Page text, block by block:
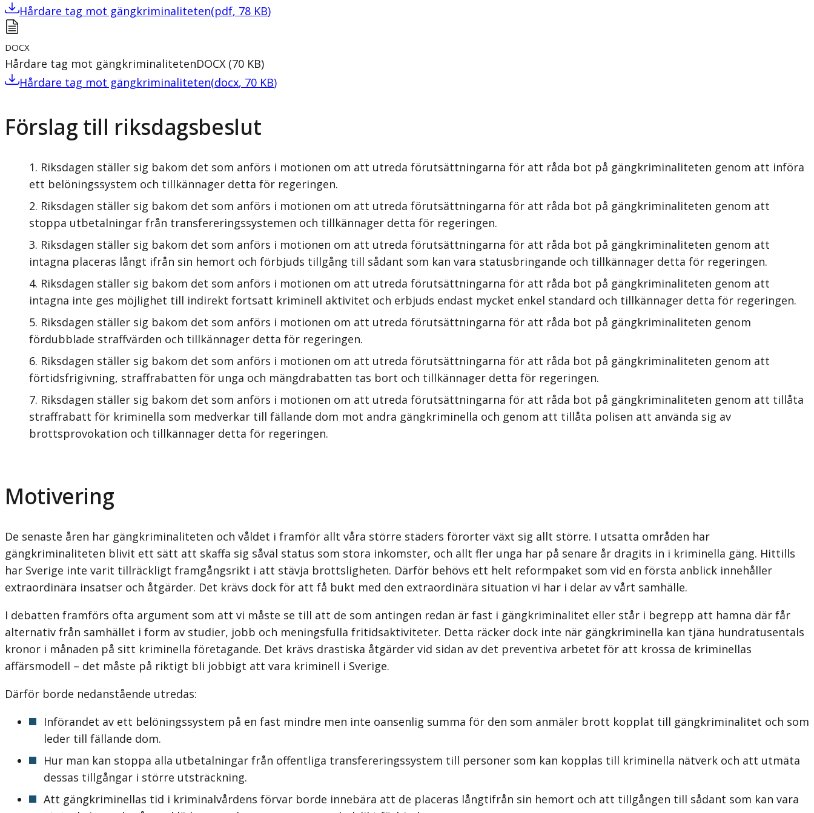
Hårdare tag mot gängkriminaliteten(pdf, 78 KB)
DOCX
Hårdare tag mot gängkriminalitetenDOCX (70 KB)
Hårdare tag mot gängkriminaliteten(docx, 70 KB)
Förslag till riksdagsbeslut
Riksdagen ställer sig bakom det som anförs i motionen om att utreda förutsättningarna för att råda bot på gängkriminaliteten genom att införa
ett belöningssystem och tillkännager detta för regeringen.
Riksdagen ställer sig bakom det som anförs i motionen om att utreda förutsättningarna för att råda bot på gängkriminaliteten genom att
stoppa utbetalningar från transfereringssystemen och tillkännager detta för regeringen.
Riksdagen ställer sig bakom det som anförs i motionen om att utreda förutsättningarna för att råda bot på gängkriminaliteten genom att
intagna placeras långt ifrån sin hemort och förbjuds tillgång till sådant som kan vara statusbringande och tillkännager detta för regeringen.
Riksdagen ställer sig bakom det som anförs i motionen om att utreda förutsättningarna för att råda bot på gängkriminaliteten genom att
intagna inte ges möjlighet till indirekt fortsatt kriminell aktivitet och erbjuds endast mycket enkel standard och tillkännager detta för regeringen.
Riksdagen ställer sig bakom det som anförs i motionen om att utreda förutsättningarna för att råda bot på gängkriminaliteten genom
fördubblade straffvärden och tillkännager detta för regeringen.
Riksdagen ställer sig bakom det som anförs i motionen om att utreda förutsättningarna för att råda bot på gängkriminaliteten genom att
förtidsfrigivning, straffrabatten för unga och mängdrabatten tas bort och tillkännager detta för regeringen.
Riksdagen ställer sig bakom det som anförs i motionen om att utreda förutsättningarna för att råda bot på gängkriminaliteten genom att tillåta
straffrabatt för kriminella som medverkar till fällande dom mot andra gängkriminella och genom att tillåta polisen att använda sig av
brottsprovokation och tillkännager detta för regeringen.
Motivering
De senaste åren har gängkriminaliteten och våldet i framför allt våra större städers förorter växt sig allt större. I utsatta områden har
gängkriminaliteten blivit ett sätt att skaffa sig såväl status som stora inkomster, och allt fler unga har på senare år dragits in i kriminella gäng. Hittills
har Sverige inte varit tillräckligt framgångsrikt i att stävja brottsligheten. Därför behövs ett helt reformpaket som vid en första anblick innehåller
extraordinära insatser och åtgärder. Det krävs dock för att få bukt med den extraordinära situation vi har i delar av vårt samhälle.
I debatten framförs ofta argument som att vi måste se till att de som antingen redan är fast i gängkriminalitet eller står i begrepp att hamna där får
alternativ från samhället i form av studier, jobb och meningsfulla fritidsaktiviteter. Detta räcker dock inte när gängkriminella kan tjäna hundratusentals
kronor i månaden på sitt kriminella före­tagande. Det krävs drastiska åtgärder vid sidan av det preventiva arbetet för att krossa de kriminellas
affärsmodell – det måste på riktigt bli jobbigt att vara kriminell i Sverige.
Därför borde nedanstående utredas:
Införandet av ett belöningssystem på en fast mindre men inte oansenlig summa för den som anmäler brott kopplat till gängkriminalitet och som
leder till fällande dom.
Hur man kan stoppa alla utbetalningar från offentliga transfereringssystem till personer som kan kopplas till kriminella nätverk och att utmäta
dessas tillgångar i större utsträckning.
Att gängkriminellas tid i kriminalvårdens förvar borde innebära att de placeras långtifrån sin hemort och att tillgången till sådant som kan vara